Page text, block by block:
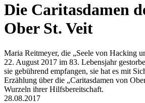
Die Caritasdamen
Ober St. Veit
Maria Reitmeyer, die „Seele von Hacking
22. August 2017 im 83. Lebensjahr
sie gebührend empfangen, sie hat es mit
Erzählung über die „Caritasdamen von
Wurzeln ihrer Hilfsbereitschaft.
28.08.2017